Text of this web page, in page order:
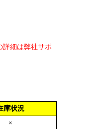
詳細は弊社サポ
庫状況
×